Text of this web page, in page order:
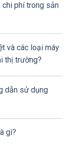
chi phí trong sản
và các loại máy
thị trường?
dẫn sử dụng
gì?